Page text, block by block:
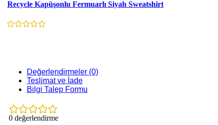
Recycle Kapüşonlu Fermuarlı Siyah Sweatshirt
Değerlendirmeler (0)
Teslimat ve İade
Bilgi Talep Formu
0 değerlendirme